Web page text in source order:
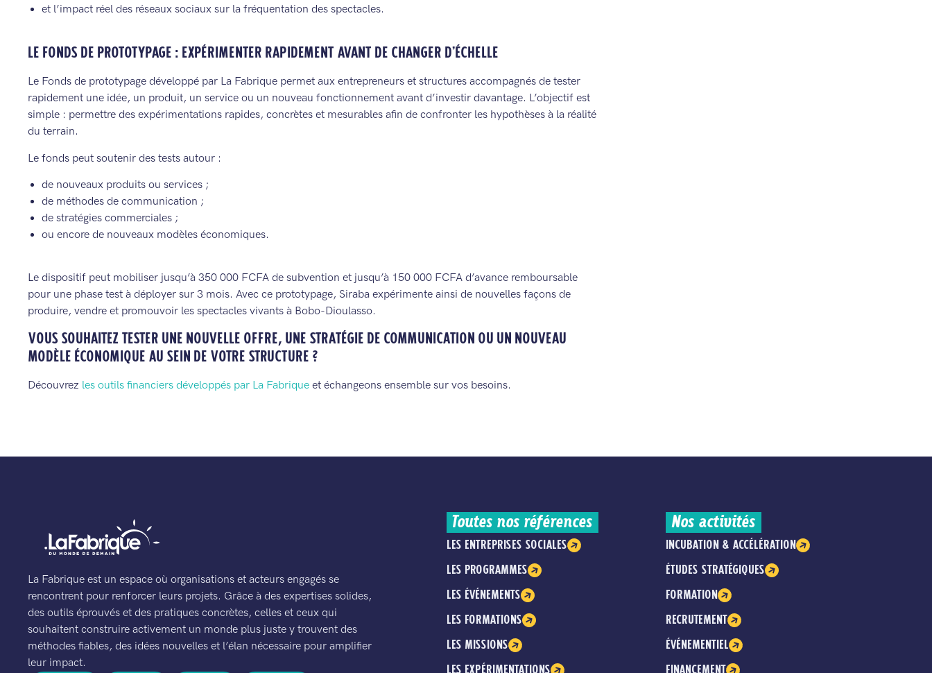
et l’impact réel des réseaux sociaux sur la fréquentation des spectacles.
LE FONDS DE PROTOTYPAGE : EXPÉRIMENTER RAPIDEMENT AVANT DE CHANGER D’ÉCHELLE
Le Fonds de prototypage développé par La Fabrique permet aux entrepreneurs et structures accompagnés de tester
rapidement une idée, un produit, un service ou un nouveau fonctionnement avant d’investir davantage. L’objectif est
simple : permettre des expérimentations rapides, concrètes et mesurables afin de confronter les hypothèses à la réalité
du terrain.
Le fonds peut soutenir des tests autour :
de nouveaux produits ou services ;
de méthodes de communication ;
de stratégies commerciales ;
ou encore de nouveaux modèles économiques.
Le dispositif peut mobiliser jusqu’à 350 000 FCFA de subvention et jusqu’à 150 000 FCFA d’avance remboursable
pour une phase test à déployer sur 3 mois. Avec ce prototypage, Siraba expérimente ainsi de nouvelles façons de
produire, vendre et promouvoir les spectacles vivants à Bobo-Dioulasso.
VOUS SOUHAITEZ TESTER UNE NOUVELLE OFFRE, UNE STRATÉGIE DE COMMUNICATION OU UN NOUVEAU
MODÈLE ÉCONOMIQUE AU SEIN DE VOTRE STRUCTURE ?
Découvrez les outils financiers développés par La Fabrique et échangeons ensemble sur vos besoins.
La Fabrique est un espace où organisations et acteurs engagés se
rencontrent pour renforcer leurs projets. Grâce à des expertises solides,
des outils éprouvés et des pratiques concrètes, celles et ceux qui
souhaitent construire activement un monde plus juste y trouvent des
méthodes fiables, des idées nouvelles et l’élan nécessaire pour amplifier
leur impact.
Toutes nos références
LES ENTREPRISES SOCIALES
LES PROGRAMMES
LES ÉVÉNEMENTS
LES FORMATIONS
LES MISSIONS
LES EXPÉRIMENTATIONS
Nos activités
INCUBATION & ACCÉLÉRATION
ÉTUDES STRATÉGIQUES
FORMATION
RECRUTEMENT
ÉVÉNEMENTIEL
FINANCEMENT